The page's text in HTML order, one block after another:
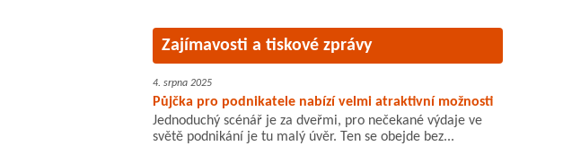
Zajímavosti a tiskové zprávy
4. srpna 2025
Půjčka pro podnikatele nabízí velmi atraktivní možnosti
Jednoduchý scénář je za dveřmi, pro nečekané výdaje ve
světě podnikání je tu malý úvěr. Ten se obejde bez...